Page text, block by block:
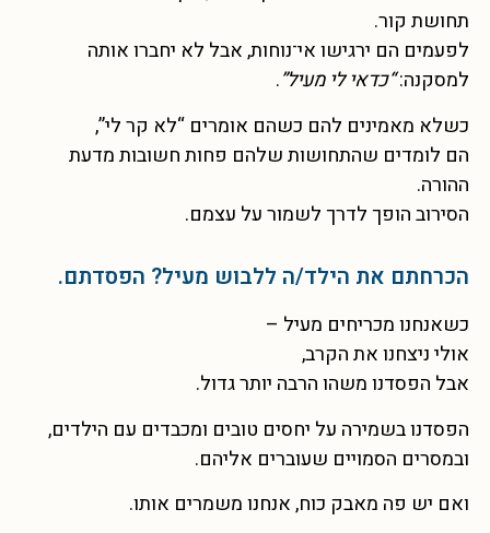
תחושת קור.
לפעמים הם ירגישו אי־נוחות, אבל לא יחברו אותה
למסקנה:“כדאי לי מעיל”.
כשלא מאמינים להם כשהם אומרים “לא קר לי”,
הם לומדים שהתחושות שלהם פחות חשובות מדעת
ההורה.
הסירוב הופך לדרך לשמור על עצמם.
הכרחתם את הילד/ה ללבוש מעיל? הפסדתם.
כשאנחנו מכריחים מעיל –
אולי ניצחנו את הקרב,
אבל הפסדנו משהו הרבה יותר גדול.
הפסדנו בשמירה על יחסים טובים ומכבדים עם הילדים,
ובמסרים הסמויים שעוברים אליהם.
ואם יש פה מאבק כוח, אנחנו משמרים אותו.